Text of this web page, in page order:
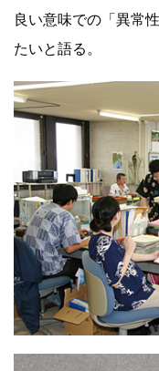
良い意味での「異常
たいと語る。